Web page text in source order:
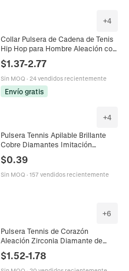
+4
Collar Pulsera de Cadena de Tenis
Hip Hop para Hombre Aleación con
Incrustados Chapado en Oro Plata
Joyería
$1.37-2.77
Sin MOQ · 24 vendidos recientemente
Envío gratis
+4
Pulsera Tennis Apilable Brillante
Cobre Diamantes Imitación
Multicolor Elástica Moda Joyería
De Noche Mujeres
$0.39
Sin MOQ · 157 vendidos recientemente
+6
Pulsera Tennis de Corazón
Aleación Zirconia Diamante de
Imitación Joyería Dulce Amor
Regalo Para Mujer Fiesta
Accesorios Diario
$1.52-1.78